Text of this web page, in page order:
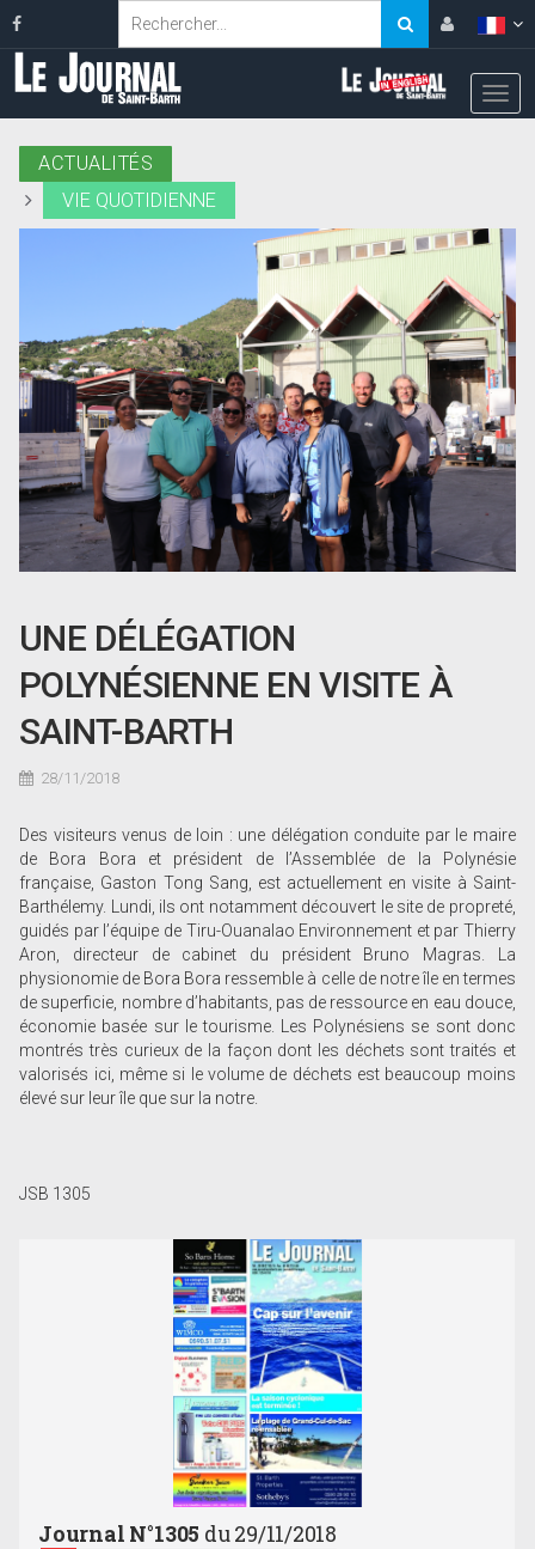
ACTUALITÉS
VIE QUOTIDIENNE
UNE DÉLÉGATION
POLYNÉSIENNE EN VISITE À
SAINT-BARTH
28/11/2018
Des visiteurs venus de loin : une délégation conduite par le maire
de Bora Bora et président de l’Assemblée de la Polynésie
française, Gaston Tong Sang, est actuellement en visite à Saint-
Barthélemy. Lundi, ils ont notamment découvert le site de propreté,
guidés par l’équipe de Tiru-Ouanalao Environnement et par Thierry
Aron, directeur de cabinet du président Bruno Magras. La
physionomie de Bora Bora ressemble à celle de notre île en termes
de superficie, nombre d’habitants, pas de ressource en eau douce,
économie basée sur le tourisme. Les Polynésiens se sont donc
montrés très curieux de la façon dont les déchets sont traités et
valorisés ici, même si le volume de déchets est beaucoup moins
élevé sur leur île que sur la notre.
JSB 1305
Journal N°1305 du 29/11/2018